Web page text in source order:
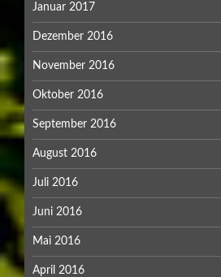
Januar 2017
Dezember 2016
November 2016
Oktober 2016
September 2016
August 2016
Juli 2016
Juni 2016
Mai 2016
April 2016